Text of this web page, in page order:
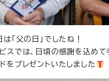
「父の日」でしたね！
スでは、日頃の感謝を込めて
をプレゼントいたしました